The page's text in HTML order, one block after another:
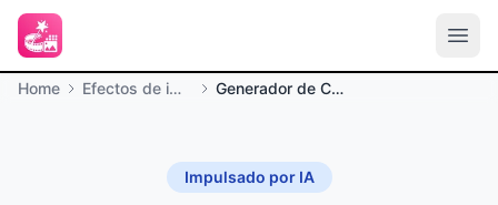
Home Efectos de imagen Generador de Cómics con IA
Impulsado por IA